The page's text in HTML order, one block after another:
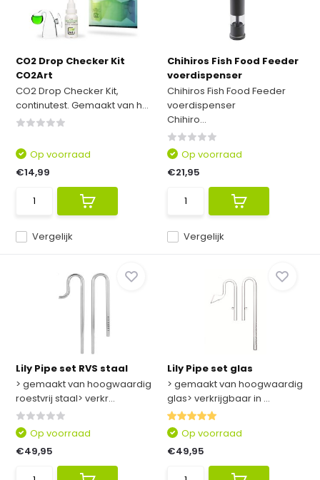
CO2 Drop Checker Kit
CO2Art
CO2 Drop Checker Kit,
continutest. Gemaakt van h...
Vergelijk
Op voorraad
€14,99
Chihiros Fish Food Feeder
voerdispenser
Chihiros Fish Food Feeder
voerdispenser
Chihiro...
Vergelijk
Op voorraad
€21,95
Lily Pipe set RVS staal
> gemaakt van hoogwaardig
roestvrij staal> verkr...
Op voorraad
€49,95
Lily Pipe set glas
> gemaakt van hoogwaardig
glas> verkrijgbaar in ...
Op voorraad
€49,95